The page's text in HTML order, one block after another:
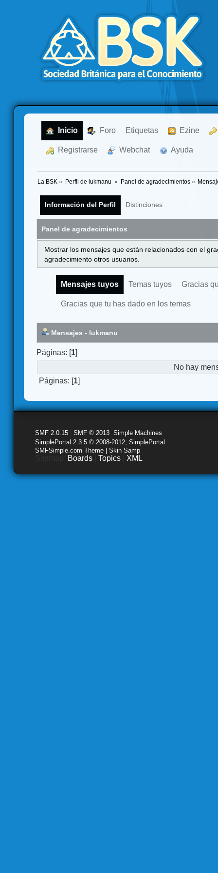
Inicio Foro Etiquetas Ezine
Registrarse Webchat Ayuda
La BSK » Perfil de lukmanu » Panel de agradecimientos»
Información del Perfil Distinciones
Panel de agradecimientos
Mostrar los mensajes que están relacionados con el
agradecimiento otros usuarios.
Mensajes tuyos Temas tuyos Gracias
Gracias que tu has dado en los temas
Mensajes - lukmanu
Páginas: [1]
No hay
Páginas: [1]
SMF 2.0.15 SMF © 2013 Simple Machines
SimplePortal 2.3.5 © 2008-2012, SimplePortal
SMFSimple.com Theme | Skin Samp
Boards Topics XML